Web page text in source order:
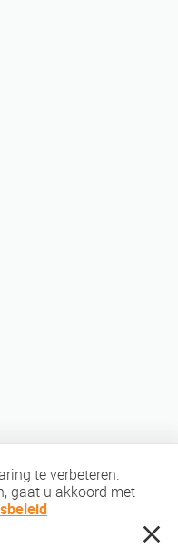
te verbeteren.
gaat u akkoord met